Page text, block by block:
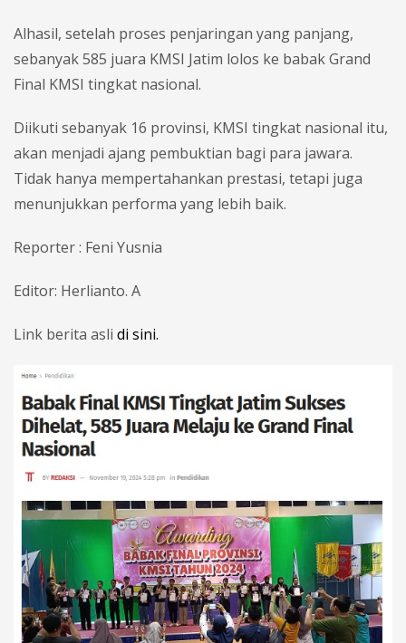
Alhasil, setelah proses penjaringan yang panjang,
sebanyak 585 juara KMSI Jatim lolos ke babak Grand
Final KMSI tingkat nasional.
Diikuti sebanyak 16 provinsi, KMSI tingkat nasional itu,
akan menjadi ajang pembuktian bagi para jawara.
Tidak hanya mempertahankan prestasi, tetapi juga
menunjukkan performa yang lebih baik.
Reporter : Feni Yusnia
Editor: Herlianto. A
Link berita asli di sini.